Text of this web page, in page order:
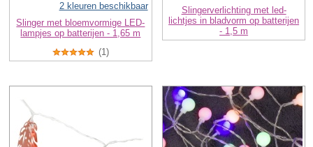
2 kleuren beschikbaar
Slinger met bloemvormige LED-
lampjes op batterijen - 1,65 m
(1)
Slingerverlichting met led-
lichtjes in bladvorm op batterijen
- 1,5 m